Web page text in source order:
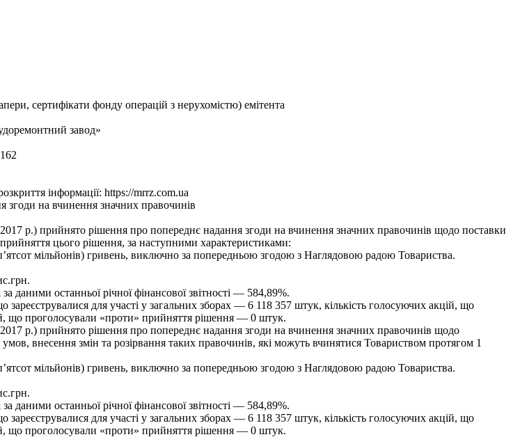
сертифікати фонду операцій з нерухомістю) емітента
завод»
інформації: https://mrrz.com.ua
згоди на вчинення значних правочинів
р.) прийнято рiшення про попереднє надання згоди на вчинення значних правочинів щодо поставки
цього рішення, за наступними характеристиками:
мільйонів) гривень, виключно за попередньою згодою з Наглядовою радою Товариства.
даними останньої річної фінансової звітності — 584,89%.
для участі у загальних зборах — 6 118 357 штук, кількість голосуючих акцій, що
що проголосували «проти» прийняття рішення — 0 штук.
р.) прийнято рiшення про попереднє надання згоди на вчинення значних правочинів щодо
умов, внесення змін та розірвання таких правочинів, які можуть вчинятися Товариством протягом 1
мільйонів) гривень, виключно за попередньою згодою з Наглядовою радою Товариства.
даними останньої річної фінансової звітності — 584,89%.
для участі у загальних зборах — 6 118 357 штук, кількість голосуючих акцій, що
що проголосували «проти» прийняття рішення — 0 штук.